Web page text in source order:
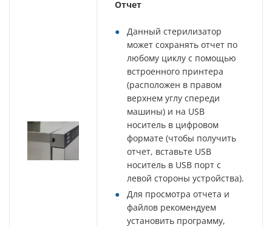
Отчет
Данный стерилизатор
может сохранять отчет по
любому циклу с помощью
встроенного принтера
(расположен в правом
верхнем углу спереди
машины) и на USB
носитель в цифровом
формате (чтобы получить
отчет, вставьте USB
носитель в USB порт с
левой стороны устройства).
Для просмотра отчета и
файлов рекомендуем
установить программу,